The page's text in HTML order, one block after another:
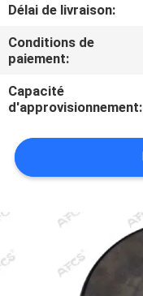
CONTRÔLE
DE
QUALITÉ
NOUS
CONTACTER
DEMANDER
UN DEVIS
Délai de livraison:
Conditions de
paiement:
Capacité
d'approvisionnement: